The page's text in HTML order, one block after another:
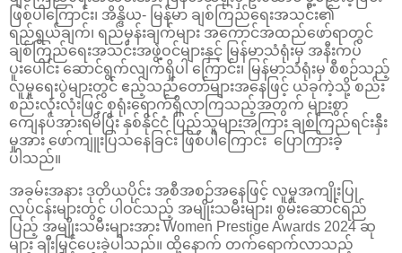
ဖြစ်ပါကြောင်း၊ အိန္ဒိယ- မြန်မာ ချစ်ကြည်ရေးအသင်း၏
ရည်ရွယ်ချက်၊ ရည်မှန်းချက်များ အကောင်အထည်ဖော်ရာတွင်
ချစ်ကြည်ရေးအသင်းအဖွဲ့ဝင်များနှင့် မြန်မာသံရုံးမှ အနီးကပ်
ပူးပေါင်း ဆောင်ရွက်လျက်ရှိပါ ကြောင်း၊ မြန်မာသံရုံးမှ စီစဉ်သည့်
လူမှုရေးပွဲများတွင် ဧည့်သည်တော်များအနေဖြင့် ယခုကဲ့သို့ စည်း
စည်းလုံးလုံးဖြင့် စုရုံးရောက်ရှိလာကြသည့်အတွက် များစွာ
ကျေနပ်အားရမိပြီး နှစ်နိုင်ငံ ပြည်သူများအကြား ချစ်ကြည်ရင်းနှီး
မှုအား ဖော်ကျူးပြသနေခြင်း ဖြစ်ပါကြောင်း ပြောကြားခဲ့
ပါသည်။
အခမ်းအနား ဒုတိယပိုင်း အစီအစဉ်အနေဖြင့် လူမှုအကျိုးပြု
လုပ်ငန်းများတွင် ပါဝင်သည့် အမျိုးသမီးများ၊ စွမ်းဆောင်ရည်
ပြည့် အမျိုးသမီးများအား Women Prestige Awards 2024 ဆု
များ ချီးမြှင့်ပေးခဲ့ပါသည်။ ထို့နောက် တက်ရောက်လာသည့်